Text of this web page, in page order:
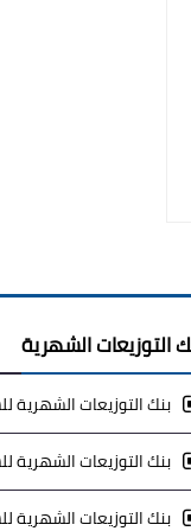
التوزيعات الشهرية
بنك التوزيعات الشهرية للسنة 1
بنك التوزيعات الشهرية للسنة 2
بنك التوزيعات الشهرية للسنة 3